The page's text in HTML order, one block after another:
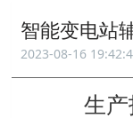
智能变电站
2023-08-16
生产